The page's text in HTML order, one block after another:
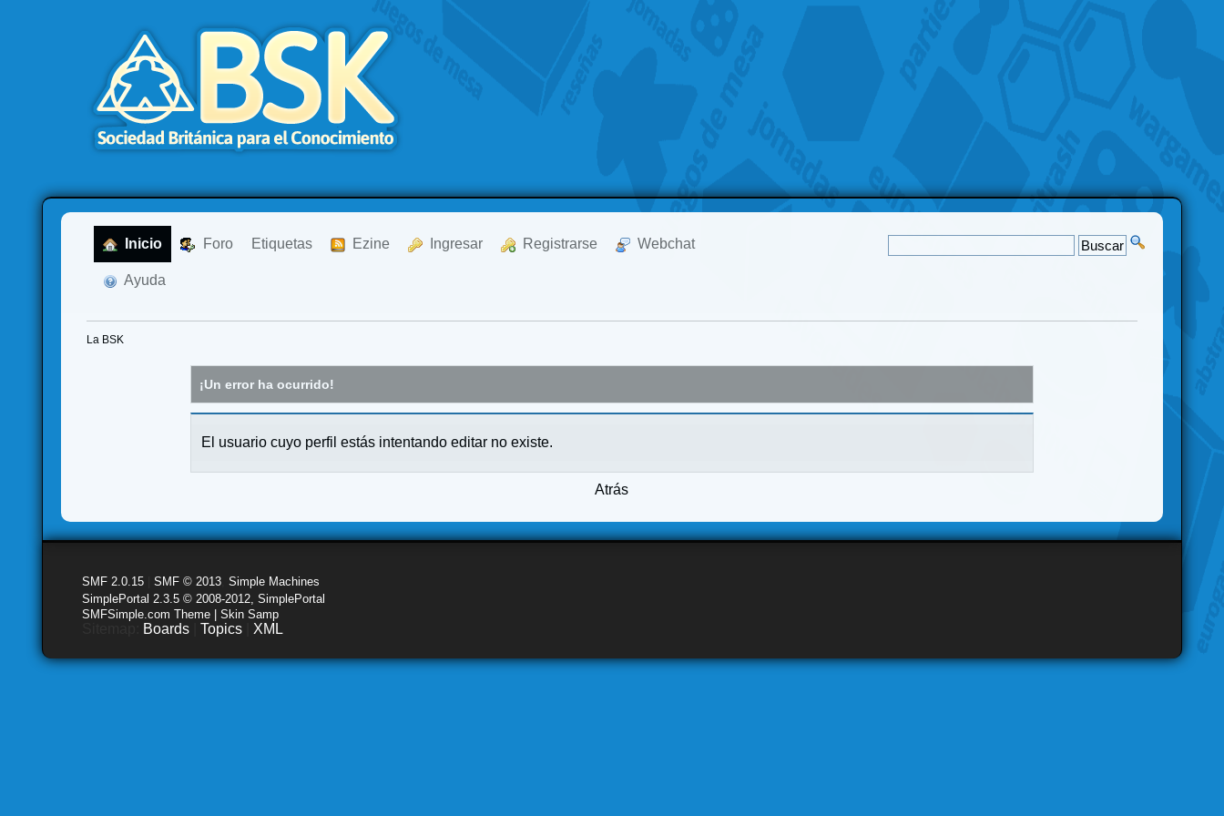
Inicio Foro Etiquetas Ezine Ingresar Registrarse Webchat
Ayuda
La BSK
¡Un error ha ocurrido!
El usuario cuyo perfil estás intentando editar no existe.
Atrás
SMF 2.0.15 |SMF © 2013 ,Simple Machines
SimplePortal 2.3.5 © 2008-2012, SimplePortal
SMFSimple.com Theme | Skin Samp
Boards |Topics XML